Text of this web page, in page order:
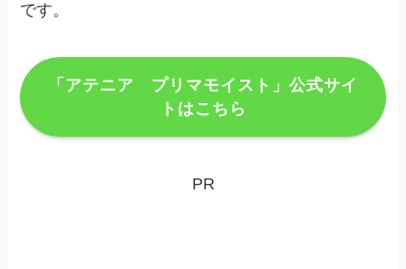
です。
「アテニア プリマモイスト」公式サイ
トはこちら
PR